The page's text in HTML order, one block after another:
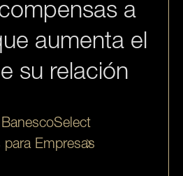
a
aumenta el
su relación
para Empresas